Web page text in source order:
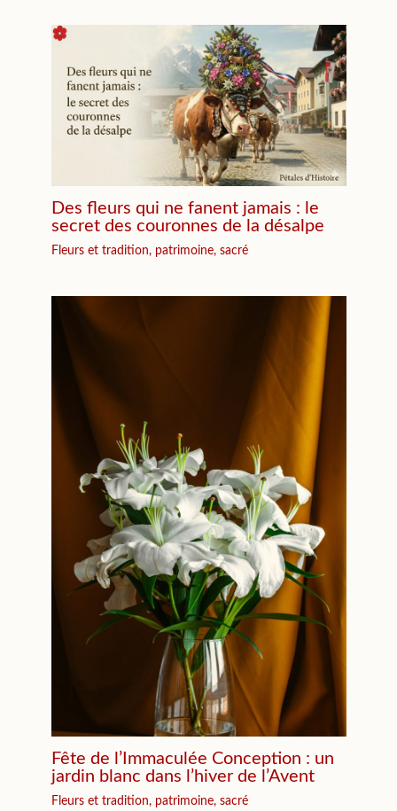
Des fleurs qui ne fanent jamais : le
secret des couronnes de la désalpe
Fleurs et tradition, patrimoine, sacré
Fête de l’Immaculée Conception : un
jardin blanc dans l’hiver de l’Avent
Fleurs et tradition, patrimoine, sacré